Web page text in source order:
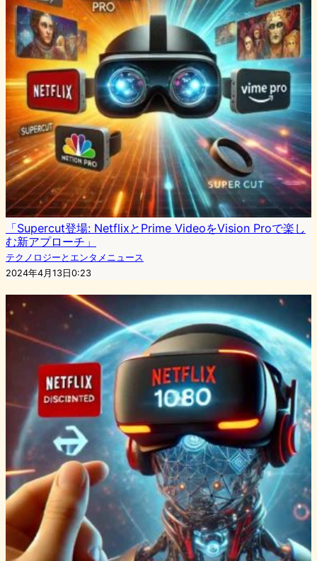
「Supercut登場: NetflixとPrime VideoをVision Proで楽し
む新アプローチ」
テクノロジーとエンタメニュース
2024年4月13日0:23